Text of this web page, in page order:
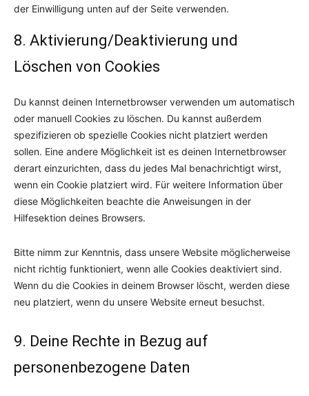
der Einwilligung unten auf der Seite verwenden.
8. Aktivierung/Deaktivierung und
Löschen von Cookies
Du kannst deinen Internetbrowser verwenden um automatisch
oder manuell Cookies zu löschen. Du kannst außerdem
spezifizieren ob spezielle Cookies nicht platziert werden
sollen. Eine andere Möglichkeit ist es deinen Internetbrowser
derart einzurichten, dass du jedes Mal benachrichtigt wirst,
wenn ein Cookie platziert wird. Für weitere Information über
diese Möglichkeiten beachte die Anweisungen in der
Hilfesektion deines Browsers.
Bitte nimm zur Kenntnis, dass unsere Website möglicherweise
nicht richtig funktioniert, wenn alle Cookies deaktiviert sind.
Wenn du die Cookies in deinem Browser löscht, werden diese
neu platziert, wenn du unsere Website erneut besuchst.
9. Deine Rechte in Bezug auf
personenbezogene Daten